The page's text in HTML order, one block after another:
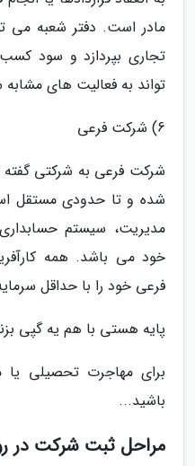
مادر است. دفتر شعبه می
تجاری بپردازد و سود
تواند به فعالیت های مشابه
6) شرکت فرعی
شرکت فرعی به شرکتی
شده و تا حدودی مستقل
مدیریت، سیستم
خود می باشد. همه
فرعی خود را با حداقل سرمایه 10000 روبل تاسیس
پایه هستی با هم یه گپی
برای مهاجرت تحصیلی یا
باشید...
مراحل ثبت شرکت در